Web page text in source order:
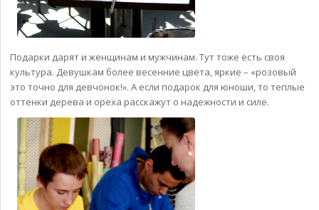
Подарки дарят и женщинам и мужчинам. Тут тоже есть своя
культура. Девушкам более весенние цвета, яркие – «розовый
это точно для девчонок!». А если подарок для юноши, то теплые
оттенки дерева и ореха расскажут о надежности и силе.